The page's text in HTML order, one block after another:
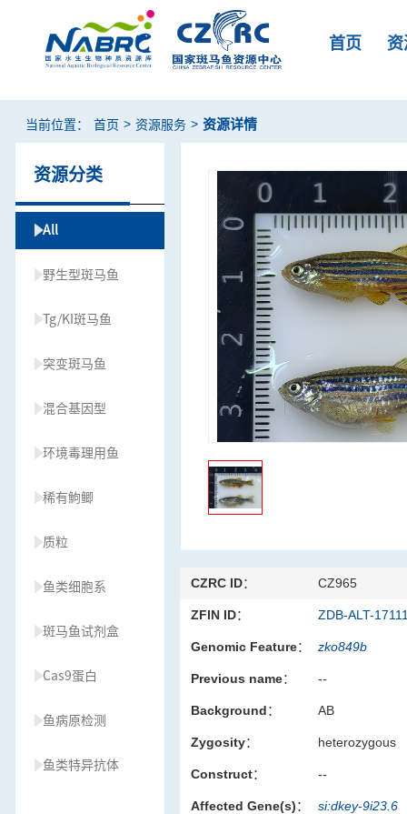
首页
当前位置： 首页 > 资源服务 > 资源详情
资源分类
All
野生型斑马鱼
Tg/KI斑马鱼
突变斑马鱼
混合基因型
环境毒理用鱼
稀有鮈鲫
质粒
鱼类细胞系
斑马鱼试剂盒
Cas9蛋白
鱼病原检测
鱼类特异抗体
CZRC ID： CZ965
ZFIN ID： ZDB-ALT-
Genomic Feature： zko849b
Previous name： --
Background： AB
Zygosity： heterozygous
Construct： --
Affected Gene(s)： si:dkey-9i23.6